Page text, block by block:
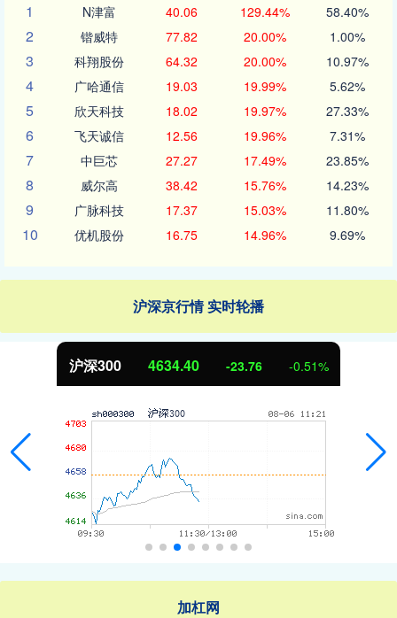
1
N津富 40.06 129.44% 58.40%
2 锴威特 77.82 20.00% 1.00%
3 科翔股份 64.32 20.00% 10.97%
4 广哈通信 19.03 19.99% 5.62%
5 欣天科技 18.02 19.97% 27.33%
6 飞天诚信 12.56 19.96% 7.31%
7 中巨芯 27.27 17.49% 23.85%
8 威尔高 38.42 15.76% 14.23%
9 广脉科技 17.37 15.03% 11.80%
10 优机股份 16.75 14.96% 9.69%
沪深京行情 实时轮播
沪深300 4634.40 -23.76 -0.51%
加杠网